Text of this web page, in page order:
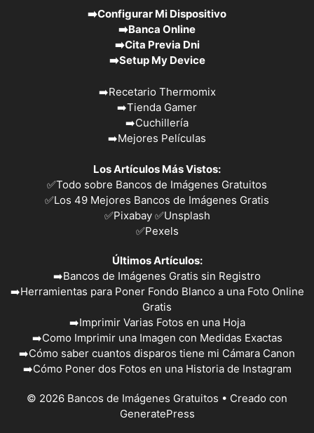
➡️Configurar Mi Dispositivo
➡️Banca Online
➡️Cita Previa Dni
➡️Setup My Device
➡️Recetario Thermomix
➡️Tienda Gamer
➡️Cuchillería
➡️Mejores Películas
Los Artículos Más Vistos:
✅Todo sobre Bancos de Imágenes Gratuitos
✅Los 49 Mejores Bancos de Imágenes Gratis
✅Pixabay ✅Unsplash
✅Pexels
Últimos Artículos:
➡️Bancos de Imágenes Gratis sin Registro
➡️Herramientas para Poner Fondo Blanco a una Foto Online
Gratis
➡️Imprimir Varias Fotos en una Hoja
➡️Como Imprimir una Imagen con Medidas Exactas
➡️Cómo saber cuantos disparos tiene mi Cámara Canon
➡️Cómo Poner dos Fotos en una Historia de Instagram
© 2026 Bancos de Imágenes Gratuitos • Creado con
GeneratePress